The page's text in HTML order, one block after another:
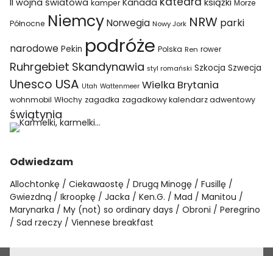
II wojna światowa kamper Kanada książki Morze
Północne Niemcy Norwegia Nowy Jork NRW parki
narodowe Pekin podróże Polska Ren rower
Ruhrgebiet Skandynawia styl romański Szkocja Szwecja
Unesco USA Utah Wattenmeer Wielka Brytania
wohnmobil Włochy zagadka zagadkowy kalendarz adwentowy
świątynia
Odwiedzam
Allochtonkę Ciekawaostę Drugą Minogę
Fusillę
Gwiezdną
Ikroopkę Jacka Ken.G. Mad
Manitou
Marynarka
My (not) so ordinary days Obroni
Peregrino
Sad rzeczy
Viennese breakfast